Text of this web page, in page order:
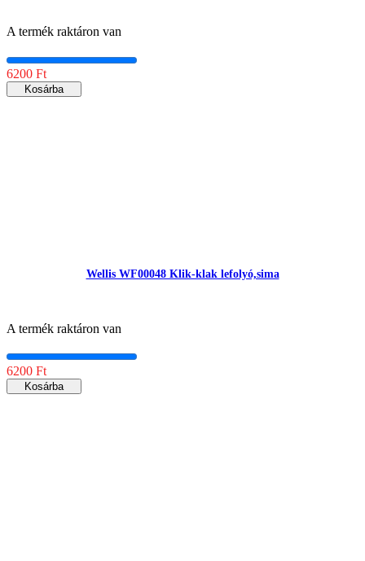
A termék raktáron van
6200 Ft
Kosárba
Wellis WF00048 Klik-klak lefolyó,sima
A termék raktáron van
6200 Ft
Kosárba